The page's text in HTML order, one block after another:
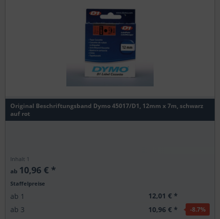
Original Beschriftungsband Dymo 45017/D1, 12mm x 7m, schwarz
auf rot
Inhalt 1
ab 10,96 € *
Staffelpreise
ab 1
12,01 € *
ab 3 10,96 € * -8.7%